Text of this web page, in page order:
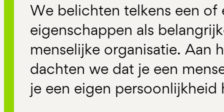
We belichten telkens een of
eigenschappen als
menselijke organisatie. Aan
dachten we dat je een
je een eigen